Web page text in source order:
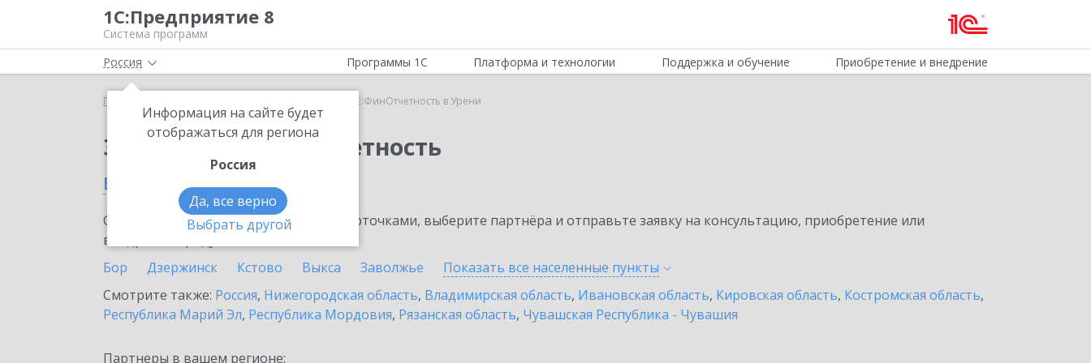
1С:Предприятие 8
Система программ
Россия
Информация на сайте будет
отображаться для региона
Россия
Да, все верно
Выбрать другой
Программы 1С Платформа и технологии Поддержка и обучение Приобретение и внедрение
Главная 1С:ФинОтчетность в Урени
Заказать 1С:ФинОтчетность
в Урени
Ознакомьтесь с информационными карточками, выберите партнёра и отправьте заявку на консультацию, приобретение или
внедрение продукта.
Бор
Дзержинск Кстово Выкса Заволжье Показать все населенные пункты
Смотрите также: Россия, Нижегородская область, Владимирская область, Ивановская область, Кировская область, Костромская область,
Республика Марий Эл, Республика Мордовия, Рязанская область, Чувашская Республика - Чувашия
Партнеры в вашем регионе: